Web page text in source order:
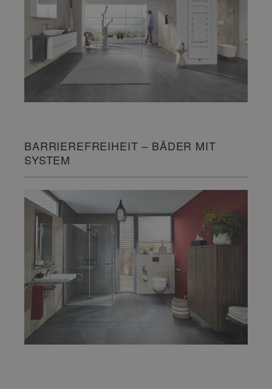
BARRIEREFREIHEIT – BÄDER MIT
SYSTEM